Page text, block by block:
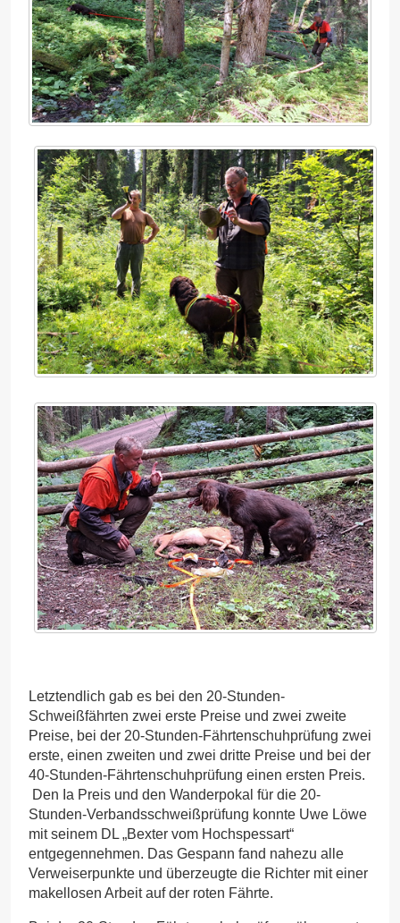
Letztendlich gab es bei den 20-Stunden-
Schweißfährten zwei erste Preise und zwei zweite
Preise, bei der 20-Stunden-Fährtenschuhprüfung zwei
erste, einen zweiten und zwei dritte Preise und bei der
40-Stunden-Fährtenschuhprüfung einen ersten Preis.
Den Ia Preis und den Wanderpokal für die 20-
Stunden-Verbandsschweißprüfung konnte Uwe Löwe
mit seinem DL „Bexter vom Hochspessart“
entgegennehmen. Das Gespann fand nahezu alle
Verweiserpunkte und überzeugte die Richter mit einer
makellosen Arbeit auf der roten Fährte.